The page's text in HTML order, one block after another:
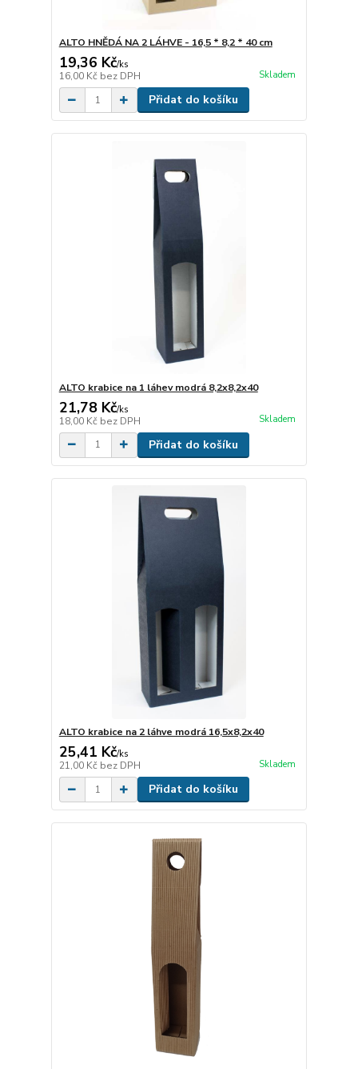
ALTO HNĚDÁ NA 2 LÁHVE - 16,5 * 8,2 * 40 cm
19,36 Kč/ks
16,00 Kč bez DPH Skladem
Přidat do košíku
ALTO krabice na 1 láhev modrá 8,2x8,2x40
21,78 Kč/ks
18,00 Kč bez DPH Skladem
Přidat do košíku
ALTO krabice na 2 láhve modrá 16,5x8,2x40
25,41 Kč/ks
21,00 Kč bez DPH Skladem
Přidat do košíku